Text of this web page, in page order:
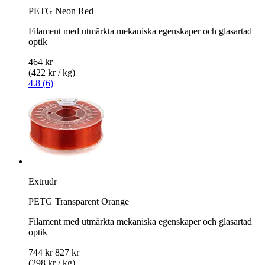
PETG Neon Red
Filament med utmärkta mekaniska egenskaper och glasartad
optik
464 kr
(422 kr / kg)
4.8 (6)
Extrudr
PETG Transparent Orange
Filament med utmärkta mekaniska egenskaper och glasartad
optik
744 kr 827 kr
(298 kr / kg)